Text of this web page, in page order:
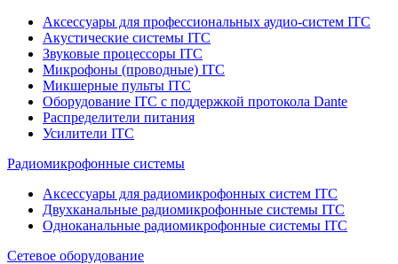
Аксессуары для профессиональных аудио-систем ITC
Акустические системы ITC
Звуковые процессоры ITC
Микрофоны (проводные) ITC
Микшерные пульты ITC
Оборудование ITC с поддержкой протокола Dante
Распределители питания
Усилители ITC
Радиомикрофонные системы
Аксессуары для радиомикрофонных систем ITC
Двухканальные радиомикрофонные системы ITC
Одноканальные радиомикрофонные системы ITC
Сетевое оборудование